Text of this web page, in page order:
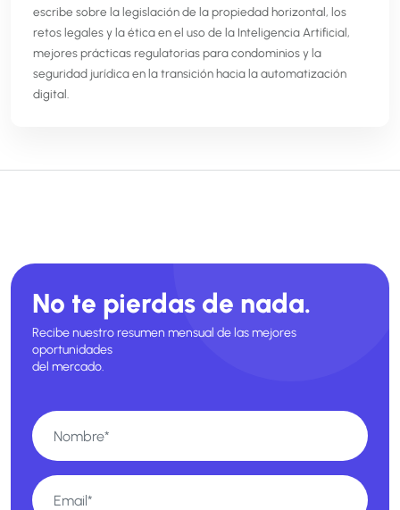
escribe sobre la legislación de la propiedad horizontal, los
retos legales y la ética en el uso de la Inteligencia Artificial,
mejores prácticas regulatorias para condominios y la
seguridad jurídica en la transición hacia la automatización
digital.
No te pierdas de nada.
Recibe nuestro resumen mensual de las mejores
oportunidades
del mercado.